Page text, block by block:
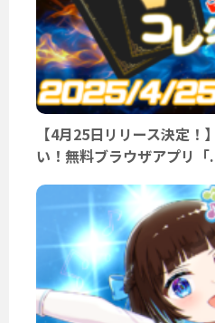
【4月25日リリース決定
い！無料ブラウザアプリ「